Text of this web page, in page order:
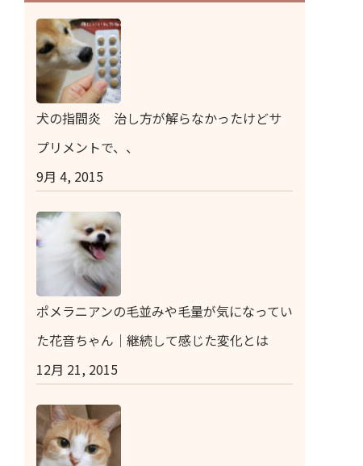
犬の指間炎 治し方が解らなかったけどサ
プリメントで、、
9月 4, 2015
ポメラニアンの毛並みや毛量が気になってい
た花音ちゃん｜継続して感じた変化とは
12月 21, 2015